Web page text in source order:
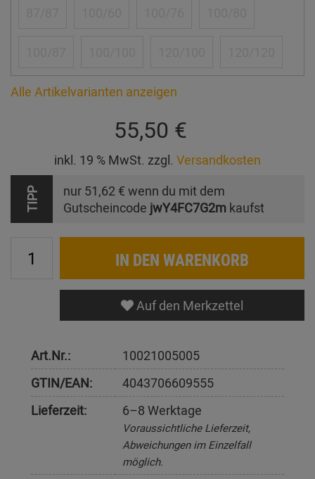
Alle Artikelvarianten anzeigen
55,50 €
inkl. 19 % MwSt. zzgl. Versandkosten
TIPP nur 51,62 € wenn du mit dem
Gutscheincode jwY4FC7G2m kaufst
IN DEN WARENKORB
Auf den Merkzettel
Art.Nr.:
10021005005
GTIN/EAN:
4043706609555
Lieferzeit:
6–8 Werktage
Voraussichtliche Lieferzeit,
Abweichungen im Einzelfall
möglich.